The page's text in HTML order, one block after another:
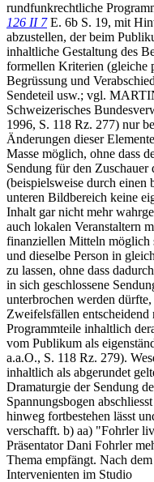
rundfunkrechtliche
126 II 7E. 6b S. 19, mit
abzustellen, der beim
inhaltliche Gestaltung des
formellen Kriterien (gleiche
Begrüssung und
Sendeteil usw.; vgl.
Schweizerisches
1996, S. 118 Rz. 277) nur
Änderungen dieser
Masse möglich, ohne dass
Sendung für den
(beispielsweise durch einen
unteren Bildbereich keine
Inhalt gar nicht mehr
auch lokalen Veranstaltern
finanziellen Mitteln möglich
und dieselbe Person in
zu lassen, ohne dass
in sich geschlossene
unterbrochen werden
Zweifelsfällen entscheidend
Programmteile inhaltlich
vom Publikum als
a.a.O., S. 118 Rz. 279).
inhaltlich als abgerundet
Dramaturgie der Sendung
Spannungsbogen
hinweg fortbestehen lässt
verschafft. b) aa) "Fohrler
Präsentator Dani Fohrler
Thema empfängt. Nach
Intervenienten im Studio